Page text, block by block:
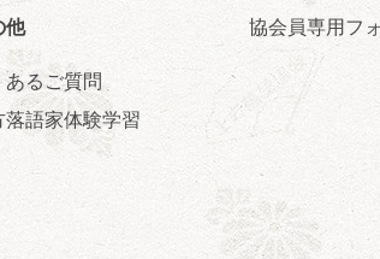
平日10時～18時）
の購入はこちらをクリック
他
あるご質問
落語家体験学習
協会員専用フ